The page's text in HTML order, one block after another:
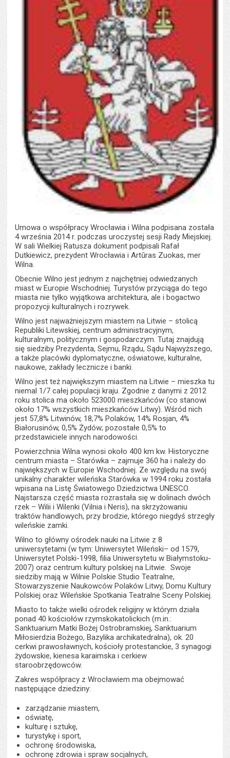
Umowa o współpracy Wrocławia i Wilna podpisana została
4 września 2014 r. podczas uroczystej sesji Rady Miejskiej.
W sali Wielkiej Ratusza dokument podpisali Rafał
Dutkiewicz, prezydent Wrocławia i Artūras Zuokas, mer
Wilna.
Obecnie Wilno jest jednym z najchętniej odwiedzanych
miast w Europie Wschodniej. Turystów przyciąga do tego
miasta nie tylko wyjątkowa architektura, ale i bogactwo
propozycji kulturalnych i rozrywek.
Wilno jest najważniejszym miastem na Litwie – stolicą
Republiki Litewskiej, centrum administracyjnym,
kulturalnym, politycznym i gospodarczym. Tutaj znajdują
się siedziby Prezydenta, Sejmu, Rządu, Sądu Najwyższego,
a także placówki dyplomatyczne, oświatowe, kulturalne,
naukowe, zakłady lecznicze i banki.
Wilno jest też największym miastem na Litwie – mieszka tu
niemal 1/7 całej populacji kraju. Zgodnie z danymi z 2012
roku stolica ma około 523000 mieszkańców (co stanowi
około 17% wszystkich mieszkańców Litwy). Wśród nich
jest 57,8% Litwinów, 18,7% Polaków, 14% Rosjan, 4%
Białorusinów, 0,5% Żydów; pozostałe 0,5% to
przedstawiciele innych narodowości.
Powierzchnia Wilna wynosi około 400 km kw. Historyczne
centrum miasta – Starówka – zajmuje 360 ha i należy do
największych w Europie Wschodniej. Ze względu na swój
unikalny charakter wileńska Starówka w 1994 roku została
wpisana na Listę Światowego Dziedzictwa UNESCO.
Najstarsza część miasta rozrastała się w dolinach dwóch
rzek – Wilii i Wilenki (Vilnia i Neris), na skrzyżowaniu
traktów handlowych, przy brodzie, którego niegdyś strzegły
wileńskie zamki.
Wilno to główny ośrodek nauki na Litwie z 8
uniwersytetami (w tym: Uniwersytet Wileński– od 1579,
Uniwersytet Polski-1998, filia Uniwersytetu w Białymstoku-
2007) oraz centrum kultury polskiej na Litwie. Swoje
siedziby mają w Wilnie Polskie Studio Teatralne,
Stowarzyszenie Naukowców Polaków Litwy, Domu Kultury
Polskiej oraz Wileńskie Spotkania Teatralne Sceny Polskiej.
Miasto to także wielki ośrodek religijny w którym działa
ponad 40 kościołów rzymskokatolickich (m.in.:
Sanktuarium Matki Bożej Ostrobramskiej, Sanktuarium
Miłosierdzia Bożego, Bazylika archikatedralna), ok. 20
cerkwi prawosławnych, kościoły protestanckie, 3 synagogi
żydowskie, kienesa karaimska i cerkiew
staroobrzędowców.
Zakres współpracy z Wrocławiem ma obejmować
następujące dziedziny:
zarządzanie miastem,
oświatę,
kulturę i sztukę,
turystykę i sport,
ochronę środowiska,
ochronę zdrowia i spraw socjalnych,